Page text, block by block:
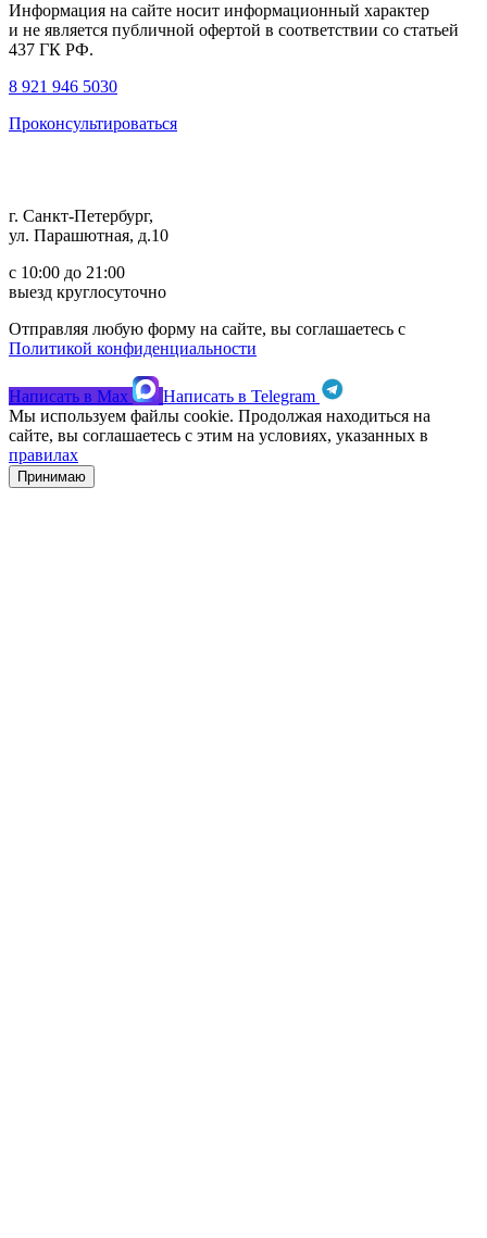
Информация на сайте носит информационный характер
и не является публичной офертой в соответствии со статьей
437 ГК РФ.
8 921 946 5030
Проконсультироваться
г. Санкт-Петербург,
ул. Парашютная, д.10
с 10:00 до 21:00
выезд круглосуточно
Отправляя любую форму на сайте, вы соглашаетесь с
Политикой конфиденциальности
Написать в Max Написать в Telegram
Мы используем файлы cookie. Продолжая находиться на
сайте, вы соглашаетесь с этим на условиях, указанных в
правилах
Принимаю